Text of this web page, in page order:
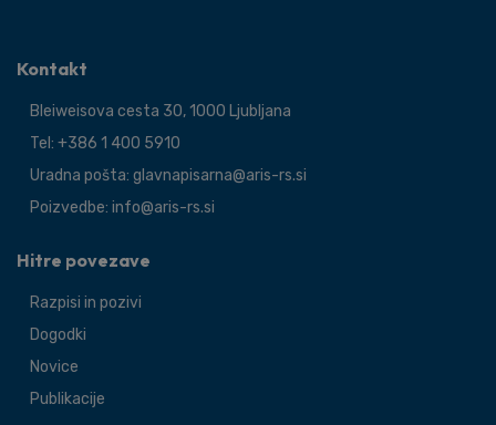
Kontakt
Bleiweisova cesta 30, 1000 Ljubljana
Tel: +386 1 400 5910
Uradna pošta: glavnapisarna@aris-rs.si
Poizvedbe: info@aris-rs.si
Hitre povezave
Razpisi in pozivi
Dogodki
Novice
Publikacije